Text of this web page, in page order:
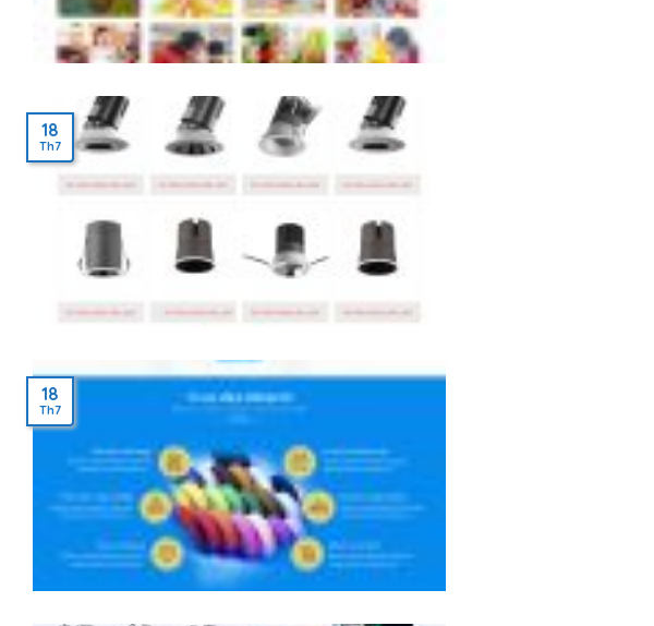
18
Th7
18
Th7